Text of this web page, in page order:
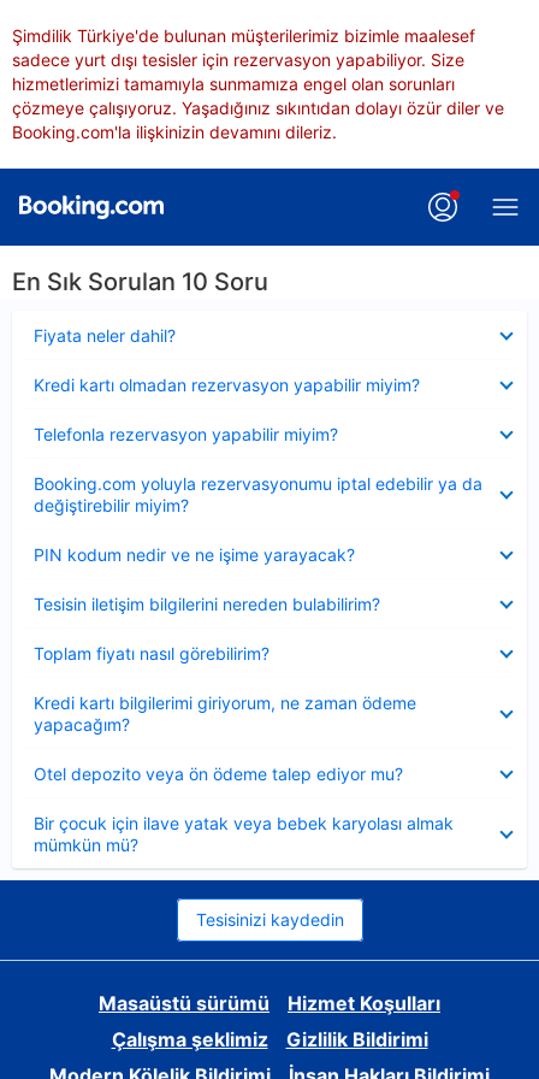
Şimdilik Türkiye'de bulunan müşterilerimiz bizimle maalesef
sadece yurt dışı tesisler için rezervasyon yapabiliyor. Size
hizmetlerimizi tamamıyla sunmamıza engel olan sorunları
çözmeye çalışıyoruz. Yaşadığınız sıkıntıdan dolayı özür diler ve
Booking.com'la ilişkinizin devamını dileriz.
En Sık Sorulan 10 Soru
Fiyata neler dahil?
Kredi kartı olmadan rezervasyon yapabilir miyim?
Telefonla rezervasyon yapabilir miyim?
Booking.com yoluyla rezervasyonumu iptal edebilir ya da
değiştirebilir miyim?
PIN kodum nedir ve ne işime yarayacak?
Tesisin iletişim bilgilerini nereden bulabilirim?
Toplam fiyatı nasıl görebilirim?
Kredi kartı bilgilerimi giriyorum, ne zaman ödeme
yapacağım?
Otel depozito veya ön ödeme talep ediyor mu?
Bir çocuk için ilave yatak veya bebek karyolası almak
mümkün mü?
Tesisinizi kaydedin
Masaüstü sürümü
Hizmet Koşulları
Çalışma şeklimiz
Gizlilik Bildirimi